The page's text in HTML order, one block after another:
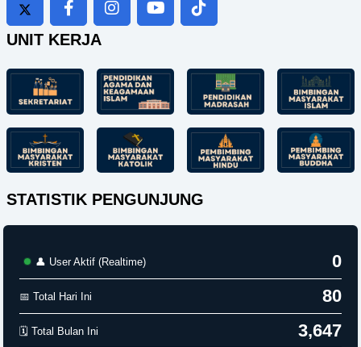
UNIT KERJA
STATISTIK PENGUNJUNG
👤 User Aktif (Realtime) 0
📅 Total Hari Ini 80
🗓️ Total Bulan Ini 3,647